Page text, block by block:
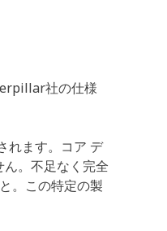
社の仕様
れます。コア デ
。不足なく完全
。この特定の製